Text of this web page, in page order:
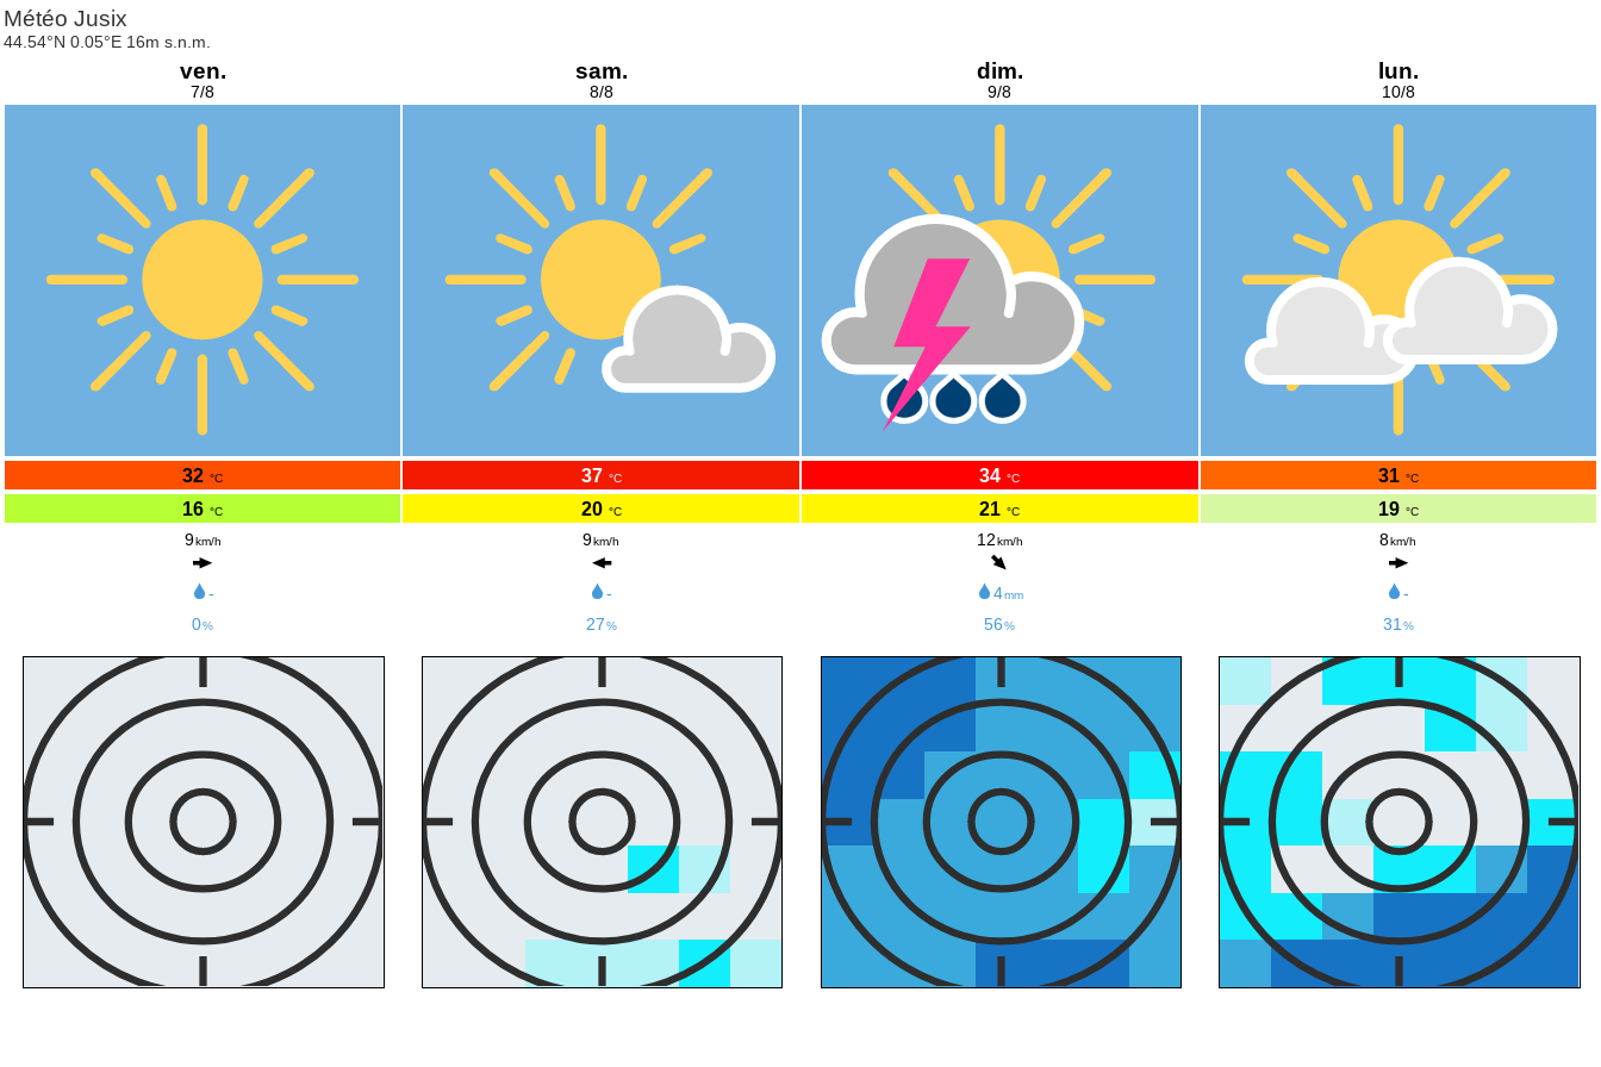
Météo Jusix
44.54°N 0.05°E 16m s.n.m.
ven.
7/8
32 °C
16 °C
9km/h
-
0%
sam.
8/8
37 °C
20 °C
9km/h
-
27%
dim.
9/8
34 °C
21 °C
12km/h
4mm
56 %
lun.
10/8
31 °C
19 °C
8km/h
-
31 %